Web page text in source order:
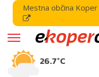
Mestna občina Koper
26.7°C